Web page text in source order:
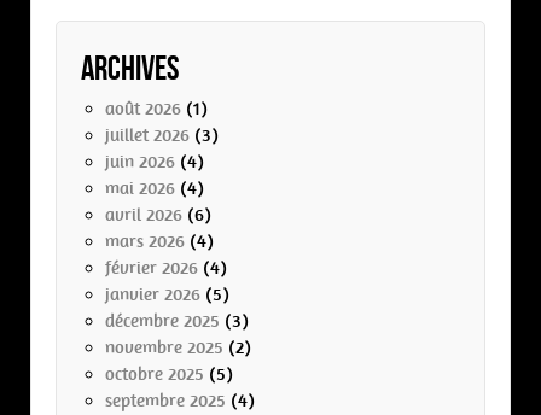
Archives
août 2026 (1)
juillet 2026 (3)
juin 2026 (4)
mai 2026 (4)
avril 2026 (6)
mars 2026 (4)
février 2026 (4)
janvier 2026 (5)
décembre 2025 (3)
novembre 2025 (2)
octobre 2025 (5)
septembre 2025 (4)